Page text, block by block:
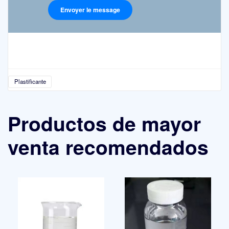
Plastificante
Productos de mayor
venta recomendados